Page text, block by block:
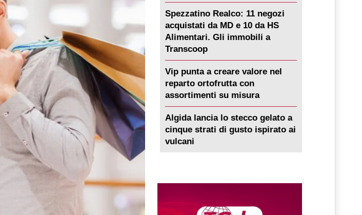
Spezzatino Realco: 11 negozi
acquistati da MD e 10 da HS
Alimentari. Gli immobili a
Transcoop
Vip punta a creare valore nel
reparto ortofrutta con
assortimenti su misura
Algida lancia lo stecco gelato a
cinque strati di gusto ispirato ai
vulcani